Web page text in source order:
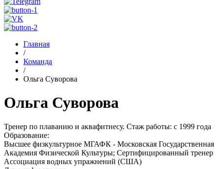
Главная
/
Команда
/
Ольга Суворова
Ольга Суворова
Тренер по плаванию и аквафитнесу. Стаж работы: с 1999 года
Образование:
Высшее физкультурное МГАФК - Московская Государственная
Академия Физической Культуры; Сертифицированный тренер
Ассоциация водных упражнений (США)